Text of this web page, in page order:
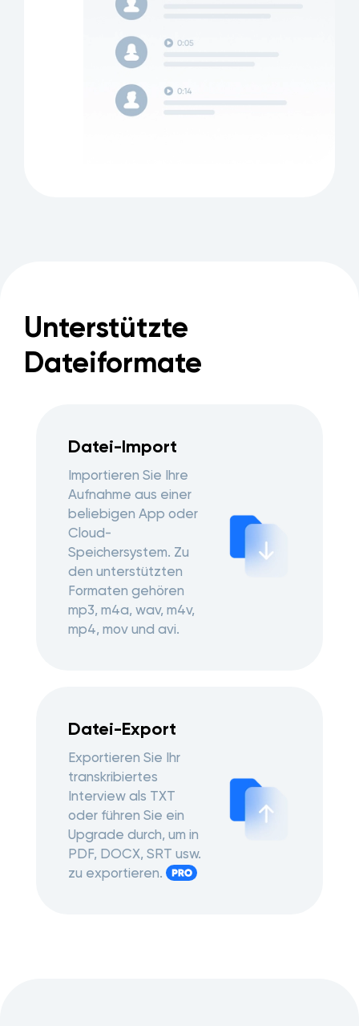
Unterstützte
Dateiformate
Datei-Import
Importieren Sie Ihre
Aufnahme aus einer
beliebigen App oder
Cloud-
Speichersystem. Zu
den unterstützten
Formaten gehören
mp3, m4a, wav, m4v,
mp4, mov und avi.
Datei-Export
Exportieren Sie Ihr
transkribiertes
Interview als TXT
oder führen Sie ein
Upgrade durch, um in
PDF, DOCX, SRT usw.
zu exportieren.